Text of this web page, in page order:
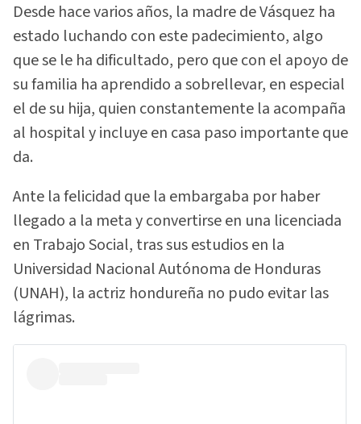
Desde hace varios años, la madre de Vásquez ha
estado luchando con este padecimiento, algo
que se le ha dificultado, pero que con el apoyo de
su familia ha aprendido a sobrellevar, en especial
el de su hija, quien constantemente la acompaña
al hospital y incluye en casa paso importante que
da.
Ante la felicidad que la embargaba por haber
llegado a la meta y convertirse en una licenciada
en Trabajo Social, tras sus estudios en la
Universidad Nacional Autónoma de Honduras
(UNAH), la actriz hondureña no pudo evitar las
lágrimas.